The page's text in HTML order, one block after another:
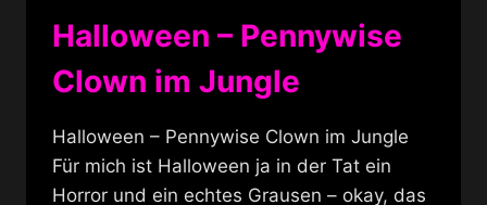
Halloween – Pennywise
Clown im Jungle
Halloween – Pennywise Clown im Jungle
Für mich ist Halloween ja in der Tat ein
Horror und ein echtes Grausen – okay, das